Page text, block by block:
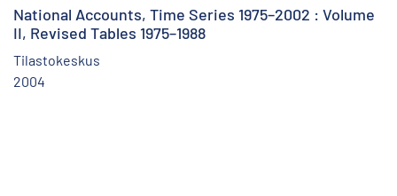
National Accounts, Time Series 1975–2002 : Volume
II, Revised Tables 1975–1988
Tilastokeskus
2004